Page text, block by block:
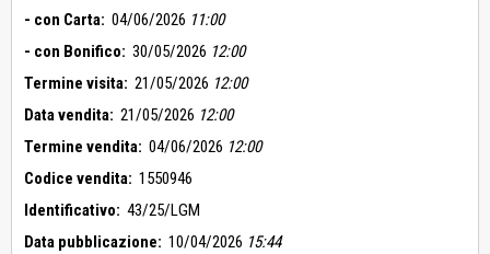
- con Carta: 04/06/2026 11:00
- con Bonifico: 30/05/2026 12:00
Termine visita: 21/05/2026 12:00
Data vendita: 21/05/2026 12:00
Termine vendita: 04/06/2026 12:00
Codice vendita: 1550946
Identificativo: 43/25/LGM
Data pubblicazione: 10/04/2026 15:44